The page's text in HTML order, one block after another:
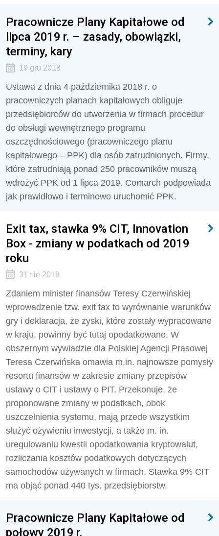
Pracownicze Plany Kapitałowe od
lipca 2019 r. – zasady, obowiązki,
terminy, kary
19 gru 2018
Ustawa z dnia 4 października 2018 r. o
pracowniczych planach kapitałowych obliguje
przedsiębiorców do utworzenia w firmach procedur
do obsługi wewnętrznego programu
oszczędnościowego (pracowniczego planu
kapitałowego – PPK) dla osób zatrudnionych. Firmy,
które zatrudniają ponad 250 pracowników muszą
wdrożyć PPK od 1 lipca 2019. Comarch podpowiada
jak prawidłowo i terminowo uruchomić PPK.
Exit tax, stawka 9% CIT, Innovation
Box - zmiany w podatkach od 2019
roku
31 sie 2018
Zdaniem minister finansów Teresy Czerwińskiej
wprowadzenie tzw. exit tax to wyrównanie warunków
gry i deklaracja, że zyski, które zostały wypracowane
w kraju, powinny być tutaj opodatkowane. W
obszernym wywiadzie dla Polskiej Agencji Prasowej
Teresa Czerwińska omawia m.in. najnowsze pomysły
resortu finansów w zakresie zmiany przepisów
ustawy o CIT i ustawy o PIT. Przekonuje, że
proponowane zmiany w podatkach, obok
uszczelnienia systemu, mają przede wszystkim
służyć ożywieniu inwestycji, a także m. in.
uregulowaniu kwestii opodatkowania kryptowalut,
rozliczania kosztów podatkowych dotyczących
samochodów używanych w firmach. Stawka 9% CIT
ma objąć ponad 440 tys. przedsiębiorstw.
Pracownicze Plany Kapitałowe od
połowy 2019 r.